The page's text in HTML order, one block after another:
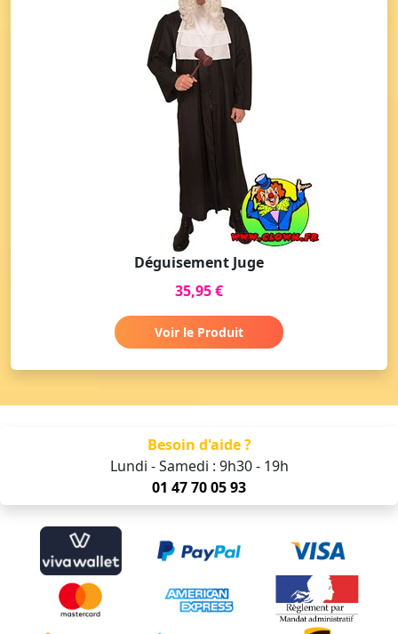
Déguisement Juge
35,95 €
Voir le Produit
Besoin d'aide ?
Lundi - Samedi : 9h30 - 19h
01 47 70 05 93